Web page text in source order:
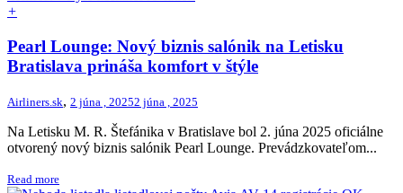
+
Pearl Lounge: Nový biznis salónik na Letisku
Bratislava prináša komfort v štýle
Airliners.sk, 2 júna , 20252 júna , 2025
Na Letisku M. R. Štefánika v Bratislave bol 2. júna 2025 oficiálne
otvorený nový biznis salónik Pearl Lounge. Prevádzkovateľom...
Read more